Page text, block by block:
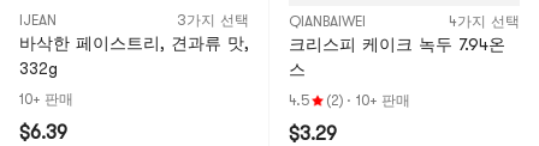
IJEAN 3가지 선택
바삭한 페이스트리, 견과류 맛,
332g
10+ 판매
$6.39
QIANBAIWEI 4가지 선택
크리스피 케이크 녹두 7.94온
스
4.5 (2) · 10+ 판매
$3.29